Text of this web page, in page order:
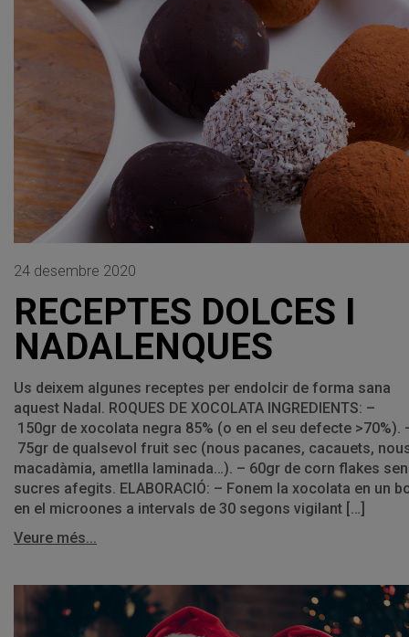
24 desembre 2020
RECEPTES DOLCES I
NADALENQUES
Us deixem algunes receptes per endolcir de forma sana
aquest Nadal. ROQUES DE XOCOLATA INGREDIENTS: –
150gr de xocolata negra 85% (o en el seu defecte >70%).
75gr de qualsevol fruit sec (nous pacanes, cacauets,
macadàmia, ametlla laminada…). – 60gr de corn flakes
sucres afegits. ELABORACIÓ: – Fonem la xocolata en un
en el microones a intervals de 30 segons vigilant […]
Veure més...